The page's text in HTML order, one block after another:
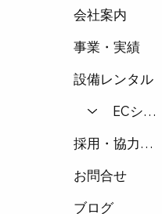
会社案内
事業・実績
設備レンタル
ECショップ
採用・協力会社
お問合せ
ブログ